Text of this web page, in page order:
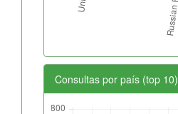
Consultas por país (top 10)